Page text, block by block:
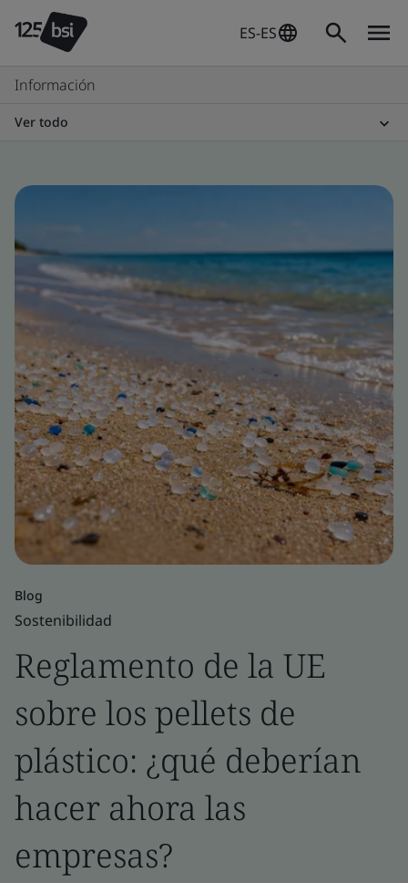
ES-ES
Información
Ver todo
Blog
Sostenibilidad
Reglamento de la UE
sobre los pellets de
plástico: ¿qué deberían
hacer ahora las
empresas?